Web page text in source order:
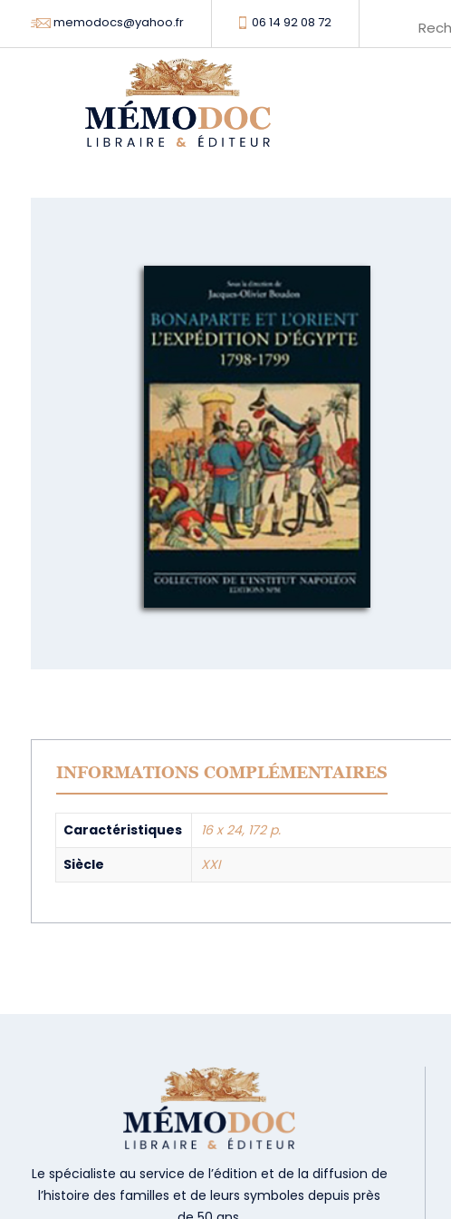
memodocs@yahoo.fr 06 14 92 08 72
INFORMATIONS COMPLÉMENTAIRES
Caractéristiques
16 x 24, 172 p.
Siècle
XXI
Le spécialiste au service de l’édition et de la diffusion de
l’histoire des familles et de leurs symboles depuis près